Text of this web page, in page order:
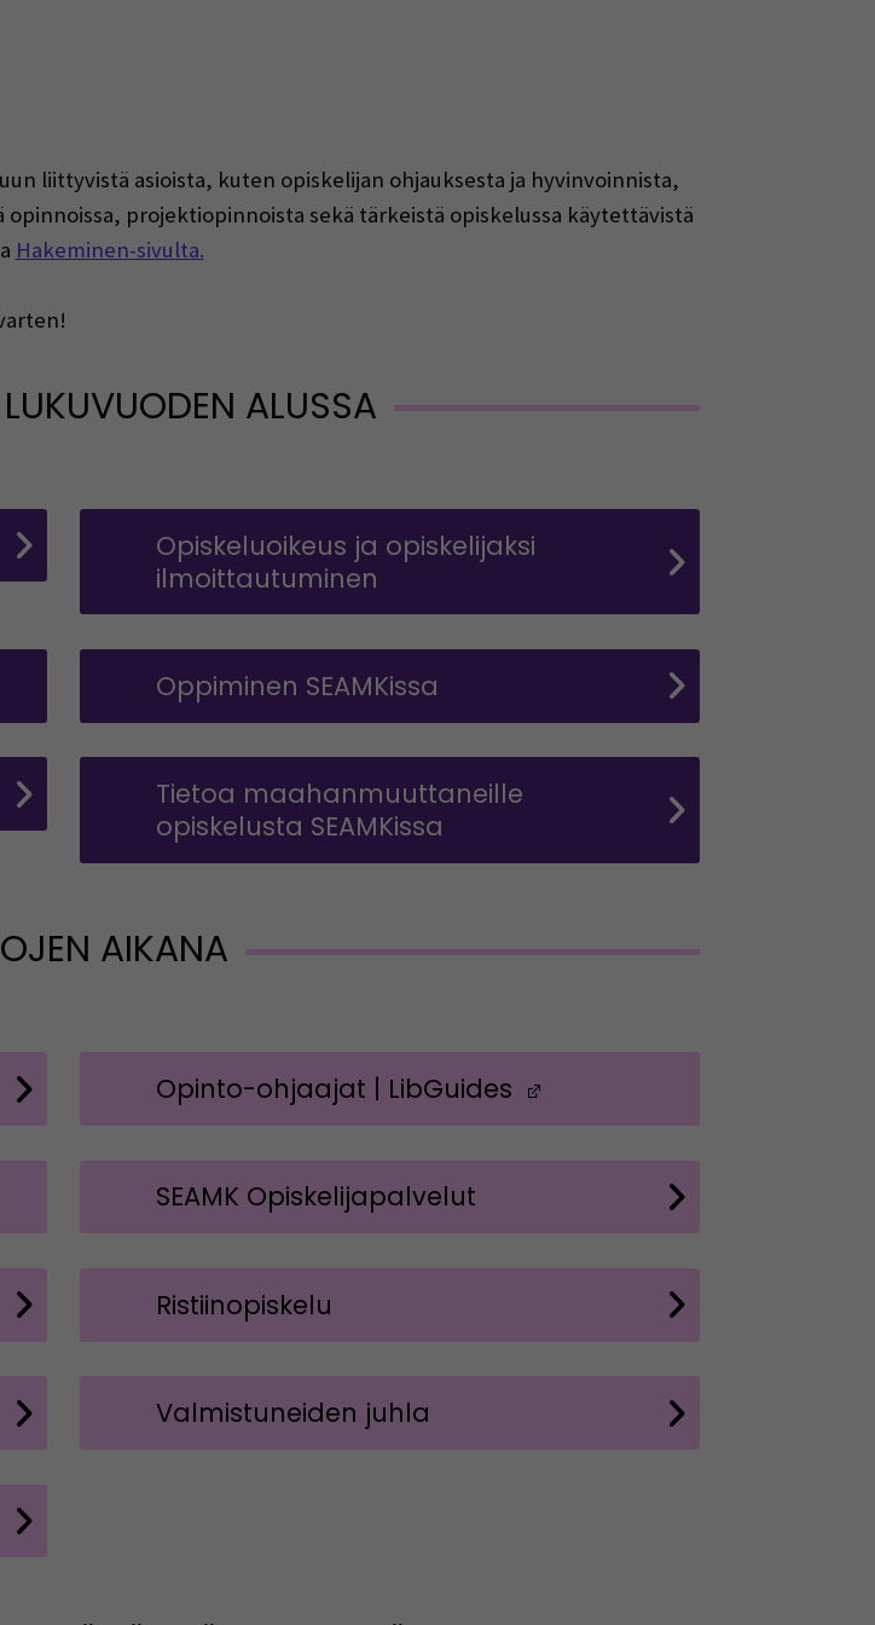
liittyvistä asioista, kuten opiskelijan ohjauksesta ja hyvinvoinnista,
projektiopinnoista sekä tärkeistä opiskelussa käytettävistä
Hakeminen-sivulta.
ALUSSA
Opiskeluoikeus ja opiskelijaksi
ilmoittautuminen
uuteen ikkunaan)
Oppiminen SEAMKissa
Tietoa maahanmuuttaneille
opiskelusta SEAMKissa
AIKANA
Opinto-ohjaajat | LibGuides
uuteen ikkunaan)
SEAMK Opiskelijapalvelut
Ristiinopiskelu
Valmistuneiden juhla